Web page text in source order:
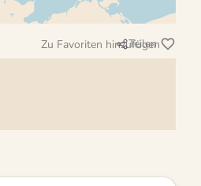
Zu Favoriten hinzufügen
Teilen